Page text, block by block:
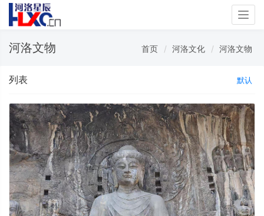
河洛文物 首页 河洛文化 河洛文物
列表 默认